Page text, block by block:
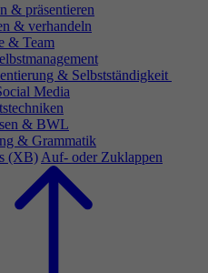
& präsentieren
& verhandeln
& Team
& Selbstständigkeit
Media
& BWL
& Grammatik
(XB) Auf- oder Zuklappen